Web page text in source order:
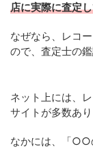
店に実際に査定
なぜなら、レコ
ので、査定士の
ネット上には、
サイトが多数あり
なかには、「○○